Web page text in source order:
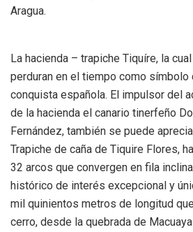
Aragua.
La hacienda – trapiche Tiquíre, la
perduran en el tiempo como
conquista española. El impulsor del
de la hacienda el canario tinerfeño
Fernández, también se puede
Trapiche de caña de Tiquire Flores,
32 arcos que convergen en fila
histórico de interés excepcional y
mil quinientos metros de longitud
cerro, desde la quebrada de